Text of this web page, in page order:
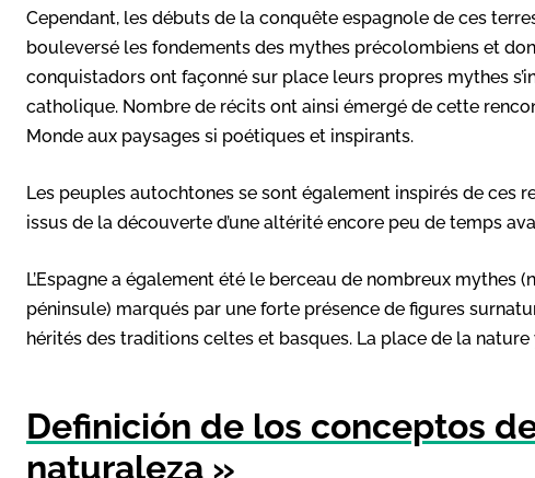
Cependant, les débuts de la conquête espagnole de ces
bouleversé les fondements des mythes précolombiens et
conquistadors ont façonné sur place leurs propres mythes
catholique. Nombre de récits ont ainsi émergé de cette
Monde aux paysages si poétiques et inspirants.
Les peuples autochtones se sont également inspirés de ces
issus de la découverte d’une altérité encore peu de temps
L’Espagne a également été le berceau de nombreux mythes
péninsule) marqués par une forte présence de figures
hérités des traditions celtes et basques. La place de la
Definición de los conceptos
naturaleza »